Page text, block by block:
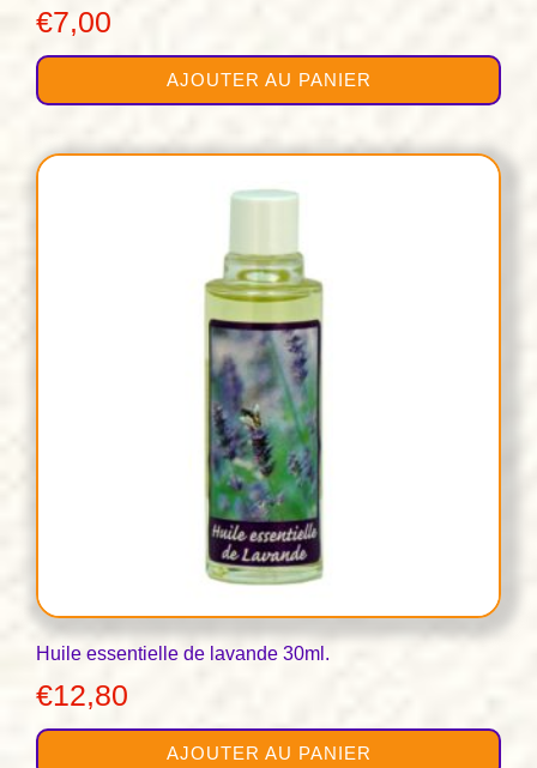
Note
5.00
sur 5
€7,00
AJOUTER AU PANIER
Huile essentielle de lavande 30ml.
€12,80
AJOUTER AU PANIER